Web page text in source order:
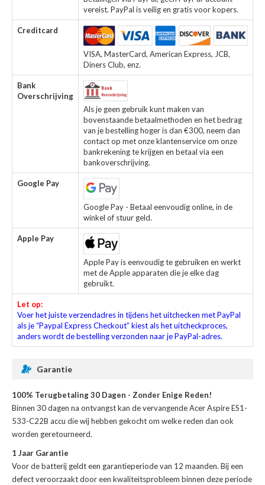
vereist. PayPal is veilig en gratis voor kopers.
Creditcard
VISA, MasterCard, American Express, JCB,
Diners Club, enz.
Bank
Overschrijving
Als je geen gebruik kunt maken van
bovenstaande betaalmethoden en het bedrag
van je bestelling hoger is dan €300, neem dan
contact op met onze klantenservice om onze
bankrekening te krijgen en betaal via een
bankoverschrijving.
Google Pay
Google Pay - Betaal eenvoudig online, in de
winkel of stuur geld.
Apple Pay
Apple Pay is eenvoudig te gebruiken en werkt
met de Apple apparaten die je elke dag
gebruikt.
Let op:
Voer het juiste verzendadres in tijdens het uitchecken met PayPal
als je “Paypal Express Checkout” kiest als het uitcheckproces,
anders wordt de bestelling verzonden naar je PayPal-adres.
Garantie
100% Terugbetaling 30 Dagen - Zonder Enige Reden!
Binnen 30 dagen na ontvangst kan devervangende Acer Aspire ES1-
533-C22B accu die wij hebben gekocht om welke reden dan ook
worden geretourneerd.
1 Jaar Garantie
Voor debatterij geldt een garantieperiode van 12 maanden. Bij een
defect veroorzaakt door een kwaliteitsprobleem binnen deze periode